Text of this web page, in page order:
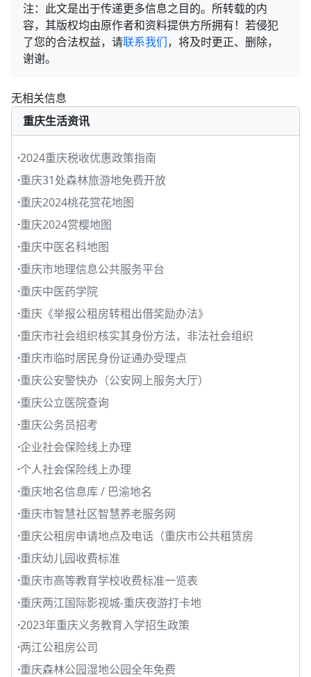
注：此文是出于传递更多信息之目的。所转载的内
容，其版权均由原作者和资料提供方所拥有！若侵犯
了您的合法权益，请联系我们，将及时更正、删除，
谢谢。
无相关信息
重庆生活资讯
·2024重庆税收优惠政策指南
·重庆31处森林旅游地免费开放
·重庆2024桃花赏花地图
·重庆2024赏樱地图
·重庆中医名科地图
·重庆市地理信息公共服务平台
·重庆中医药学院
·重庆《举报公租房转租出借奖励办法》
·重庆市社会组织核实其身份方法，非法社会组织
·重庆市临时居民身份证通办受理点
·重庆公安警快办（公安网上服务大厅）
·重庆公立医院查询
·重庆公务员招考
·企业社会保险线上办理
·个人社会保险线上办理
·重庆地名信息库 / 巴渝地名
·重庆市智慧社区智慧养老服务网
·重庆公租房申请地点及电话（重庆市公共租赁房
·重庆幼儿园收费标准
·重庆市高等教育学校收费标准一览表
·重庆两江国际影视城-重庆夜游打卡地
·2023年重庆义务教育入学招生政策
·两江公租房公司
·重庆森林公园湿地公园全年免费